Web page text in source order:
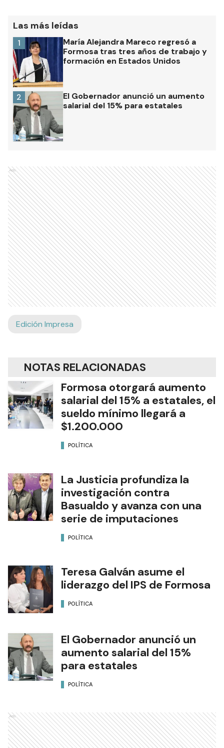
Las más leídas
María Alejandra Mareco regresó a
Formosa tras tres años de trabajo y
formación en Estados Unidos
1
El Gobernador anunció un aumento
salarial del 15% para estatales
2
Ads
Edición Impresa
NOTAS RELACIONADAS
Formosa otorgará aumento
salarial del 15% a estatales, el
sueldo mínimo llegará a
$1.200.000
POLÍTICA
La Justicia profundiza la
investigación contra
Basualdo y avanza con una
serie de imputaciones
POLÍTICA
Teresa Galván asume el
liderazgo del IPS de Formosa
POLÍTICA
El Gobernador anunció un
aumento salarial del 15%
para estatales
POLÍTICA
Ads